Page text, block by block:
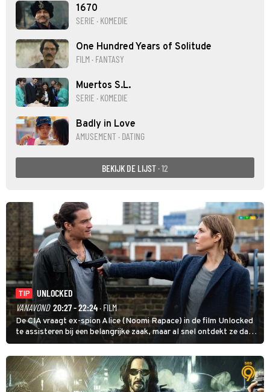
1670
SERIE · KOMEDIE
One Hundred Years of Solitude
FILM · FANTASY
Muertos S.L.
SERIE · KOMEDIE
Badly in Love
AMUSEMENT · DATING
BEKIJK DE LIJST · 12
TIP
UNLOCKED
VANAVOND 20:27 - 22:24· FILM
De CIA vraagt ex-spion Alice (Noomi Rapace) in de film Unlocked
te assisteren bij een belangrijke zaak, maar al snel ontdekt ze dat
degene die haar aanstelde kwade bedoelingen heeft.